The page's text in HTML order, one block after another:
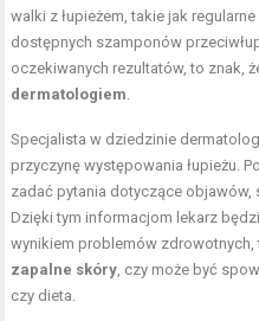
walki z łupieżem, takie jak
dostępnych szamponów
oczekiwanych rezultatów, to znak,
dermatologiem
Specjalista w dziedzinie
przyczynę występowania łupieżu.
zadać pytania dotyczące objawów,
Dzięki tym informacjom lekarz
wynikiem problemów zdrowotnych,
zapalne skóry , czy może być
czy dieta.